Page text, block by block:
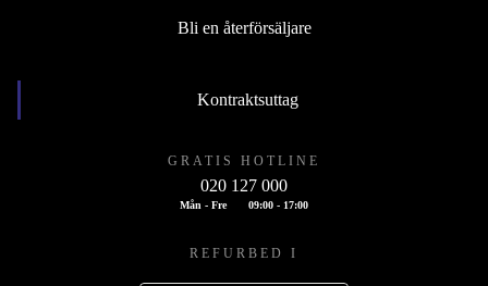
Bli en återförsäljare
Kontraktsuttag
GRATIS HOTLINE
020 127 000
Mån - Fre 09:00 - 17:00
REFURBED I